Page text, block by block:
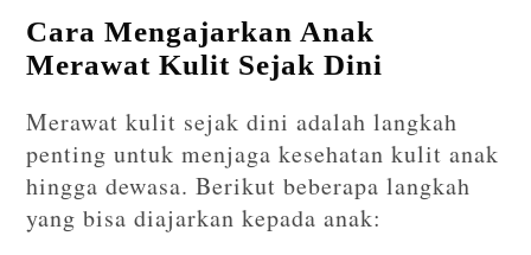
Cara Mengajarkan Anak
Merawat Kulit Sejak Dini
Merawat kulit sejak dini adalah langkah
penting untuk menjaga kesehatan kulit anak
hingga dewasa. Berikut beberapa langkah
yang bisa diajarkan kepada anak: